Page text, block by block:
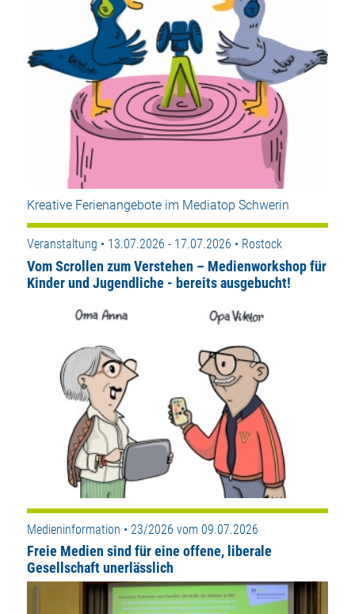
Kreative Ferienangebote im Mediatop Schwerin
Veranstaltung • 13.07.2026 - 17.07.2026 • Rostock
Vom Scrollen zum Verstehen – Medienworkshop für
Kinder und Jugendliche - bereits ausgebucht!
Medieninformation • 23/2026 vom 09.07.2026
Freie Medien sind für eine offene, liberale
Gesellschaft unerlässlich